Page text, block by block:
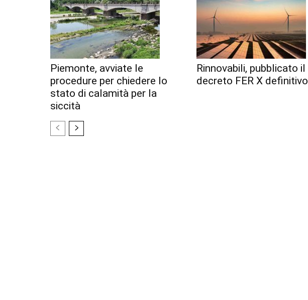
Piemonte, avviate le
procedure per chiedere lo
stato di calamità per la
siccità
Rinnovabili, pubblicato il
decreto FER X definitivo